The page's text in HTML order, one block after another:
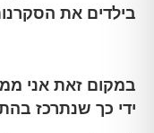
בילדים את
במקום זאת אני
ידי כך שנתרכז